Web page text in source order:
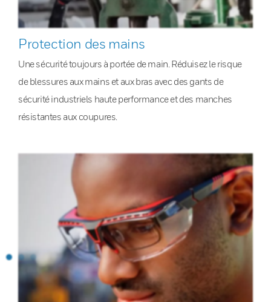
Protection des mains
Une sécurité toujours à portée de main. Réduisez le risque
de blessures aux mains et aux bras avec des gants de
sécurité industriels haute performance et des manches
résistantes aux coupures.